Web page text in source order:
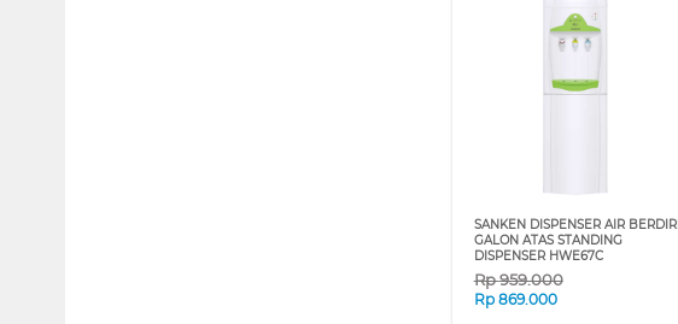
SANKEN DISPENSER AIR BERDIRI
GALON ATAS STANDING
DISPENSER HWE67C
Rp959.000
Rp 869.000